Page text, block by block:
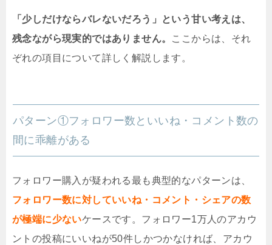
「少しだけならバレないだろう」という甘い考えは、
残念ながら現実的ではありません。 ここからは、それ
ぞれの項目について詳しく解説します。
パターン①フォロワー数といいね・コメント数の
間に乖離がある
フォロワー購入が疑われる最も典型的なパターンは、
フォロワー数に対していいね・コメント・シェアの数
が極端に少ないケースです。フォロワー1万人のアカウ
ントの投稿にいいねが50件しかつかなければ、アカウ